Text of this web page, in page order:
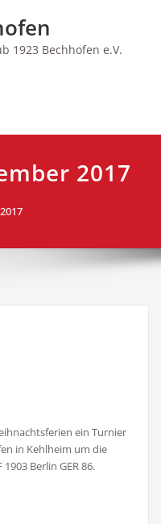
1923 Bechhofen e.V.
2017
2017
ein Turnier
in Kehlheim um die
Berlin GER 86.